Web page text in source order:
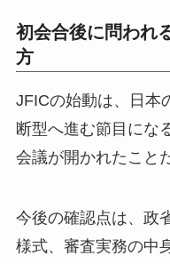
初会合後に問われ
方
JFICの始動は、日本
断型へ進む節目にな
会議が開かれたこと
今後の確認点は、政
様式、審査実務の中